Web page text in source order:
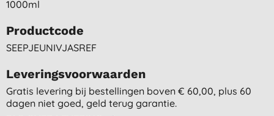
1000ml
Productcode
SEEPJEUNIVJASREF
Leveringsvoorwaarden
Gratis levering bij bestellingen boven € 60,00, plus 60
dagen niet goed, geld terug garantie.